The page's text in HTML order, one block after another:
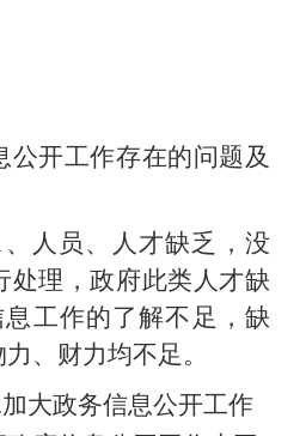
公开工作存在的问题及
、人员、人才缺乏，没
处理，政府此类人才缺
工作的了解不足，缺
、财力均不足。
加大政务信息公开工作